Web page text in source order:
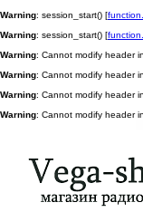
Warning: session_start() [
Warning: session_start() [
Warning: Cannot modify header
Warning: Cannot modify header
Warning: Cannot modify header
Warning: Cannot modify header